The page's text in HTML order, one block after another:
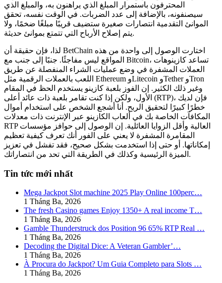
المحترفون باستمرار المبلغ الذي يراهنون به، والمبلغ الذي
سيصنفونه، بالإضافة إلى عدد الضربات. في الوقت نفسه، تحقق
الموانئ التقدمية انتصارات صغيرة ستضيف قريبًا مبلغًا ضخمًا، ولا
يتم إصلاح الأرباح التي تتمتع بموانئ حديثة.
لذا، فإن حقيقة أن BetChain اختارت الوصول إلى واحدة من هذه
المواقع ليس مفاجئًا. جنبًا إلى جنب مع Bitcoin، تساعد كازينوهات
العملات المشفرة في وضع عمليات الشراء المنفصلة عن طريق
اللعب بالعملات الرقمية مثل Ethereum وLitecoin وTether وTron
وغير ذلك الكثير. إن الفوز بلعبة كازينو يستخدم الحظ في المقام
الأول، ولكن إذا كنت تقامر بلعبة ذات عائد أعلى (RTP)، فإن لديك
خطرًا كبيرًا لتحقيق الربح. أنا أشجع الشخص على استخدام أموال
المكافآت الخاصة بك في ألعاب الكازينو عبر الإنترنت ذات معدلات
RTP العالية وأقل الزوايا العائلية. إن الوصول إلى حوافز مؤسسات
المقامرة المشفرة لا يعني على الفور أنك تعرف كيفية تعظيم
إمكاناتها. أو حتى إذا استخدمت بشكل صحيح، فقد تفشل في تعزيز
الميزة الرئيسية وكذلك في الطريقة التي تحد من انتصاراتك.
Tin tức mới nhất
Mega Jackpot Slot machine 2025 Play Online 100perc…
1 Tháng Ba, 2026
The fresh Casino games Enjoy 1350+ A real income T…
1 Tháng Ba, 2026
Gamble Thunderstruck dos Position 96 65% RTP Real …
1 Tháng Ba, 2026
Decoding the Digital Dice: A Veteran Gambler’…
1 Tháng Ba, 2026
À Procura do Jackpot? Um Guia Completo para Slots …
1 Tháng Ba, 2026